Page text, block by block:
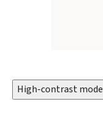
High-contrast mode